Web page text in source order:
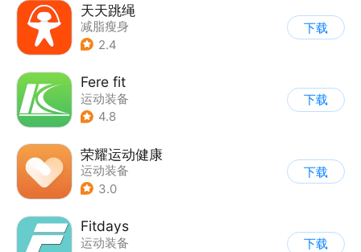
天天跳绳
减脂瘦身
2.4
下载
Fere fit
运动装备
4.8
下载
荣耀运动健康
运动装备
3.0
下载
Fitdays
运动装备
下载